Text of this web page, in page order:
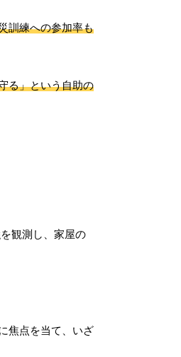
訓練への参加率も
る」という自助の
観測し、家屋の
焦点を当て、いざ